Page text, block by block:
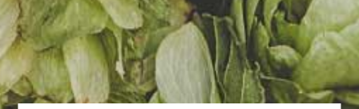
w ramach projektu
współfinansowanego z funduszy
Europejskich. W ramach projektu
pozyskaliśmy dofinansowanie na